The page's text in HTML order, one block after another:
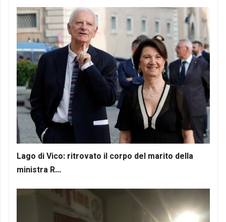
Lago di Vico: ritrovato il corpo del marito della
ministra R...